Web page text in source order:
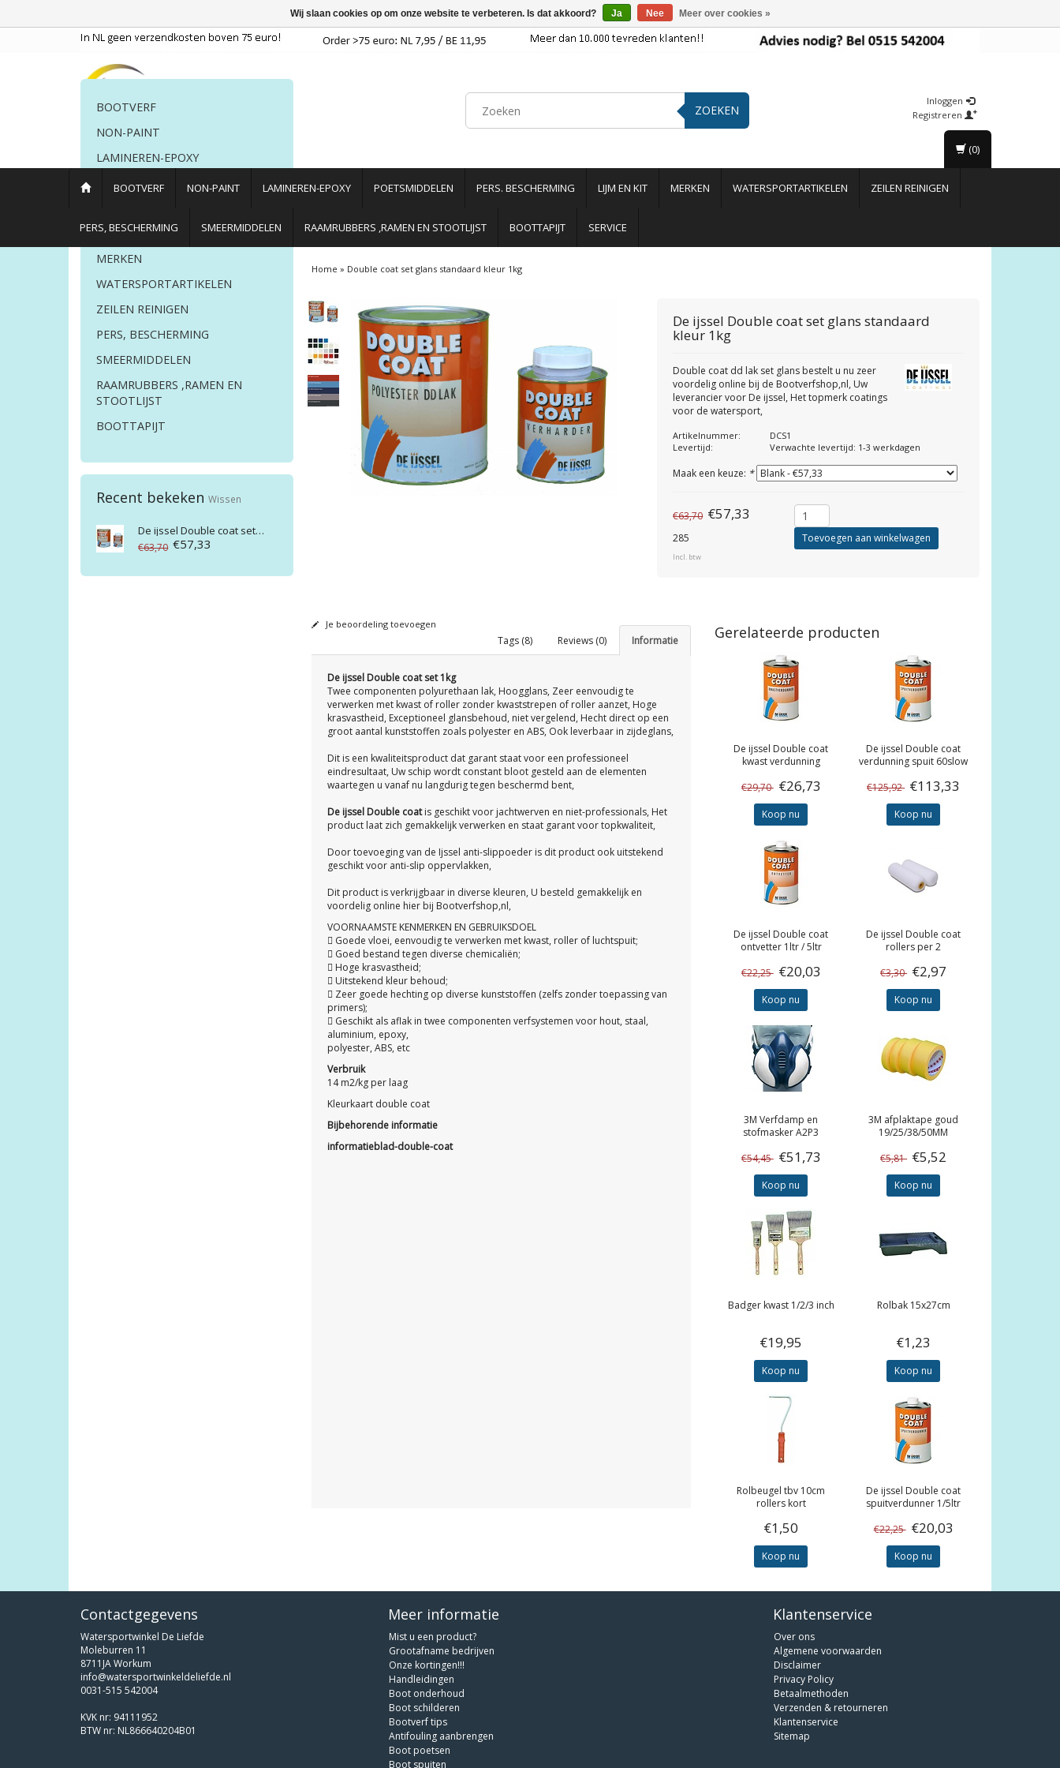
ZOEKEN
Inloggen
Registreren
BOOTVERF NON-PAINT LAMINEREN-EPOXY POETSMIDDELEN PERS. BESCHERMING LIJM EN KIT MERKEN WATERSPORTARTIKELEN ZEILEN REINIGEN
PERS, BESCHERMING SMEERMIDDELEN RAAMRUBBERS ,RAMEN EN STOOTLIJST BOOTTAPIJT SERVICE
(0)
BOOTVERF
NON-PAINT
LAMINEREN-EPOXY
POETSMIDDELEN
LIJM EN KIT
MERKEN
WATERSPORTARTIKELEN
ZEILEN REINIGEN
PERS, BESCHERMING
SMEERMIDDELEN
RAAMRUBBERS ,RAMEN EN
STOOTLIJST
BOOTTAPIJT
Recent bekeken Wissen
De ijssel Double coat set glans 1ltr
€63,70 €57,33
Home » Double coat set glans standaard kleur 1kg
De ijssel Double coat set glans standaard
kleur 1kg
Double coat dd lak set glans bestelt u nu zeer
voordelig online bij de Bootverfshop,nl, Uw
leverancier voor De ijssel, Het topmerk coatings
voor de watersport,
Artikelnummer:
DCS1
Levertijd:
Verwachte levertijd: 1-3 werkdagen
Maak een keuze: *
€63,70 €57,33
285
Incl. btw
Toevoegen aan winkelwagen
Je beoordeling toevoegen
Informatie
Reviews (0)
Tags (8)
De ijssel Double coat set 1kg
Twee componenten polyurethaan lak, Hoogglans, Zeer eenvoudig te
verwerken met kwast of roller zonder kwaststrepen of roller aanzet, Hoge
krasvastheid, Exceptioneel glansbehoud, niet vergelend, Hecht direct op een
groot aantal kunststoffen zoals polyester en ABS, Ook leverbaar in zijdeglans,
Dit is een kwaliteitsproduct dat garant staat voor een professioneel
eindresultaat, Uw schip wordt constant bloot gesteld aan de elementen
waartegen u vanaf nu langdurig tegen beschermd bent,
De ijssel Double coatis geschikt voor jachtwerven en niet-professionals, Het
product laat zich gemakkelijk verwerken en staat garant voor topkwaliteit,
Door toevoeging van de Ijssel anti-slippoederis dit product ook uitstekend
geschikt voor anti-slip oppervlakken,
Dit product is verkrijgbaar in diverse kleuren, U besteld gemakkelijk en
voordelig online hier bij Bootverfshop,nl,
VOORNAAMSTE KENMERKEN EN GEBRUIKSDOEL
 Goede vloei, eenvoudig te verwerken met kwast, roller of luchtspuit;
 Goed bestand tegen diverse chemicaliën;
 Hoge krasvastheid;
 Uitstekend kleur behoud;
 Zeer goede hechting op diverse kunststoffen (zelfs zonder toepassing van
primers);
 Geschikt als aflak in twee componenten verfsystemen voor hout, staal,
aluminium, epoxy,
polyester, ABS, etc
Verbruik
14 m2/kg per laag
Kleurkaart double coat
Bijbehorende informatie
informatieblad-double-coat
Gerelateerde producten
De ijssel Double coat
kwast verdunning
€29,70 €26,73
Koop nu
De ijssel Double coat
verdunning spuit 60slow
€125,92 €113,33
Koop nu
De ijssel Double coat
ontvetter 1ltr / 5ltr
€22,25 €20,03
Koop nu
De ijssel Double coat
rollers per 2
€3,30 €2,97
Koop nu
3M Verfdamp en
stofmasker A2P3
€54,45 €51,73
Koop nu
3M afplaktape goud
19/25/38/50MM
€5,81 €5,52
Koop nu
Badger kwast 1/2/3 inch
€19,95
Koop nu
Rolbak 15x27cm
€1,23
Koop nu
Rolbeugel tbv 10cm
rollers kort
€1,50
Koop nu
De ijssel Double coat
spuitverdunner 1/5ltr
€22,25 €20,03
Koop nu
Contactgegevens
Watersportwinkel De Liefde
Moleburren 11
8711JA Workum
info@watersportwinkeldeliefde.nl
0031-515 542004
KVK nr: 94111952
BTW nr: NL866640204B01
Meer informatie
Mist u een product?
Grootafname bedrijven
Onze kortingen!!!
Handleidingen
Boot onderhoud
Boot schilderen
Bootverf tips
Antifouling aanbrengen
Boot poetsen
Boot spuiten
Klantenservice
Over ons
Algemene voorwaarden
Disclaimer
Privacy Policy
Betaalmethoden
Verzenden & retourneren
Klantenservice
Sitemap
Wij slaan cookies op om onze website te verbeteren. Is dat akkoord? Ja Nee Meer over cookies »